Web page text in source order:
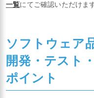
一覧にてご確認いただけます
ソフトウェア
開発・テスト
ポイント